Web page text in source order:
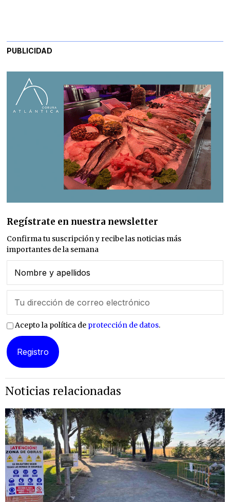
PUBLICIDAD
Regístrate en nuestra newsletter
Confirma tu suscripción y recibe las noticias más
importantes de la semana
Acepto la política de protección de datos.
Noticias relacionadas